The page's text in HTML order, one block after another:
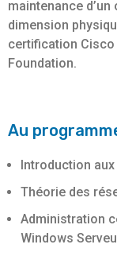
maintenance
dimension
certification Cisco
Foundation.
Au
Introduction
Théorie des
Administration
Windows